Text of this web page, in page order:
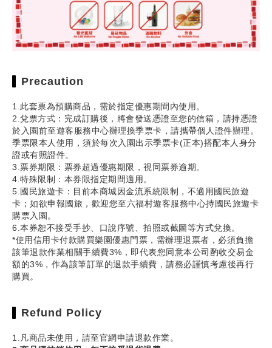
Precaution
1.此套票為預購商品，需於指定優惠期間內使用。
2.兌票方式：完成訂購後，將會發送憑證至您的信箱，請持憑證
於入園前至遊客服務中心辦理換季票卡，請攜帶個人證件辦理。
季票限本人使用，須於每次入園出示季票卡(正本)搭配本人身分
證或有照證件。
3.票券期限：票券超過優惠期限，視同票券逾期。
4.特殊限制：本券限指定期間適用。
5.國民旅遊卡：目前本商城因金流系統限制，不適用國民旅遊
卡；如欲申報國旅，歡迎您至六福村遊客服務中心持國民旅遊卡
購票入園。
6.本券恕不接受手抄、口說序號、拍照或截圖等方式兌換。
*使用信用卡付款購買樂園優惠門票，需辦理退票者，必須負擔
該筆退款作業相關手續費3%，即代表您同意本公司酌收交易金
額的3%，作為該筆訂單的退款手續費，請務必謹慎考慮後再行
購買。
Refund Policy
1.凡商品未使用，請至官網申請退款作業。